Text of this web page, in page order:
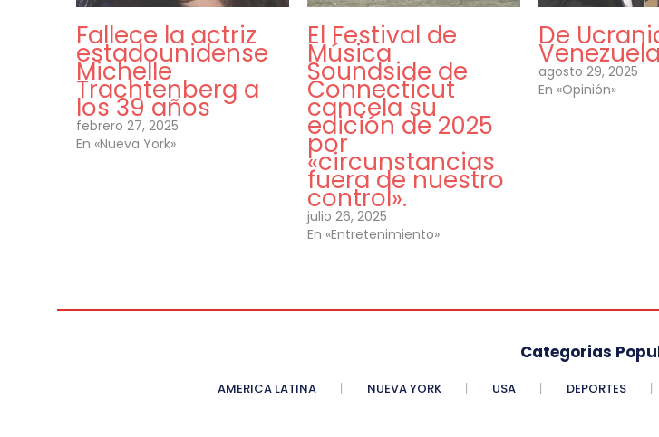
Fallece la actriz
estadounidense
Michelle
Trachtenberg a
los 39 años
febrero 27, 2025
En «Nueva York»
El Festival de
Música
Soundside de
Connecticut
cancela su
edición de 2025
por
«circunstancias
fuera de nuestro
control».
julio 26, 2025
En «Entretenimiento»
De
agosto 29, 2025
En «Opinión»
Categorias
AMERICA LATINA NUEVA YORK USA DEPORTES